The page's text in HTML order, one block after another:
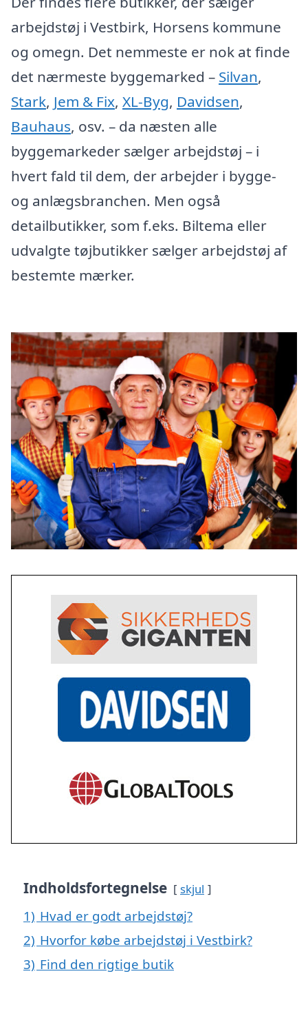
arbejdstøj i Vestbirk, Horsens kommune
og omegn. Det nemmeste er nok at finde
det nærmeste byggemarked – Silvan,
Stark, Jem & Fix, XL-Byg, Davidsen,
Bauhaus, osv. – da næsten alle
byggemarkeder sælger arbejdstøj – i
hvert fald til dem, der arbejder i bygge-
og anlægsbranchen. Men også
detailbutikker, som f.eks. Biltema eller
udvalgte tøjbutikker sælger arbejdstøj af
bestemte mærker.
Indholdsfortegnelse skjul
1) Hvad er godt arbejdstøj?
2) Hvorfor købe arbejdstøj i Vestbirk?
3) Find den rigtige butik